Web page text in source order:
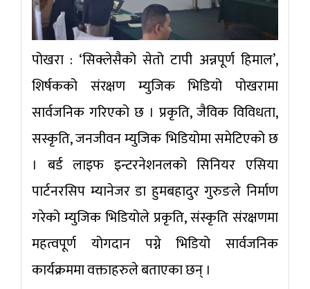
पोखरा : ‘सिक्लेसैको सेतो टापी अन्नपूर्ण हिमाल’,
शिर्षकको संरक्षण म्युजिक भिडियो पोखरामा
सार्वजनिक गरिएको छ । प्रकृति, जैविक विविधता,
सस्कृति, जनजीवन म्युजिक भिडियोमा समेटिएको छ
। बर्ड लाइफ इन्टरनेशनलको सिनियर एसिया
पार्टनरसिप म्यानेजर डा हुमबहादुर गुरुङले निर्माण
गरेको म्युजिक भिडियोले प्रकृति, संस्कृति संरक्षणमा
महत्वपूर्ण योगदान पग्ने भिडियो सार्वजनिक
कार्यक्रममा वक्ताहरुले बताएका छन् ।